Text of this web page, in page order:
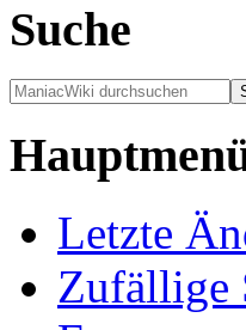
Suche
Letzte
Zufällige